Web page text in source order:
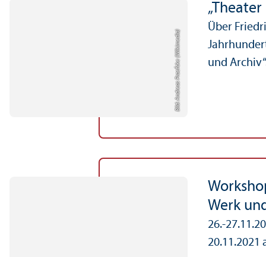
Bild: Andreas Praefcke (Wikimedia)
Über
und
Werk
26.-